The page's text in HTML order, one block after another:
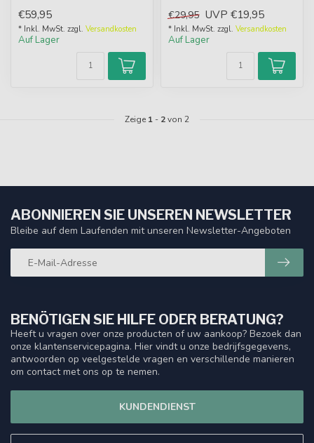
schöne...
€59,95
* Inkl. MwSt. zzgl. Versandkosten
Auf Lager
reißfesten ...
€29,95 UVP €19,95
* Inkl. MwSt. zzgl. Versandkosten
Auf Lager
Zeige 1 - 2von 2
BENÖTIGEN SIE HILFE ODER BERATUNG?
Heeft u vragen over onze producten of uw aankoop? Bezoek dan
onze klantenservicepagina. Hier vindt u onze bedrijfsgegevens,
antwoorden op veelgestelde vragen en verschillende manieren
om contact met ons op te nemen.
KUNDENDIENST
ABONNIEREN SIE UNSEREN NEWSLETTER
Bleibe auf dem Laufenden mit unseren Newsletter-Angeboten